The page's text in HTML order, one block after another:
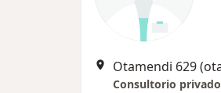
Consultorio privado